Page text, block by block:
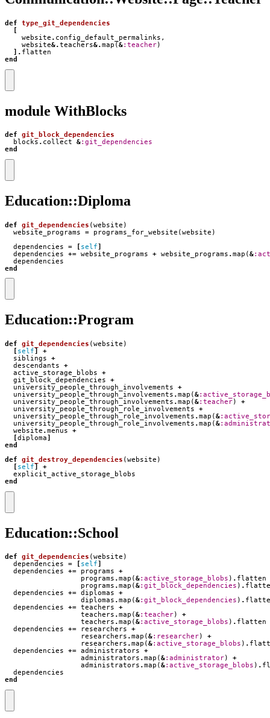
def
type_git_dependencies
[
website . config_default_permalinks ,
website&.teachers&.map (&:teacher)
]. flatten
end
module WithBlocks
def
git_block_dependencies
blocks . collect &:git_dependencies
end
Education::Diploma
def git_dependencies (website )
website_programs
= programs_for_website (website )
dependencies
= [ self]
dependencies
+= website_programs + website_programs .map (&
dependencies
end
Education::Program
def git_dependencies (website )
[ self]
+
siblings
+
descendants
+
active_storage_blobs
+
git_block_dependencies
+
university_people_through_involvements
+
university_people_through_involvements .map (&
university_people_through_involvements .map (&:teacher)
+
university_people_through_role_involvements
+
university_people_through_role_involvements .map (&
university_people_through_role_involvements .map (&
website .menus
+
[diploma]
end
def
git_destroy_dependencies (website )
[ self]
+
explicit_active_storage_blobs
end
Education::School
def git_dependencies ( website )
dependencies
= self
dependencies
+= programs
+
programs .map ( &:active_storage_blobs ) . flatten
programs .map ( &:git_block_dependencies ) .
dependencies
+= diplomas
+
diplomas .map ( &:git_block_dependencies ) .
dependencies
+= teachers
+
teachers .map ( &:teacher)
+
teachers .map ( &:active_storage_blobs ) . flatten
dependencies
+= researchers
+
researchers .map ( &:researcher)
+
researchers .map ( &:active_storage_blobs ) .
dependencies
+= administrators
+
administrators .map ( &:administrator)
+
administrators .map ( &:active_storage_blobs ) .
dependencies
end